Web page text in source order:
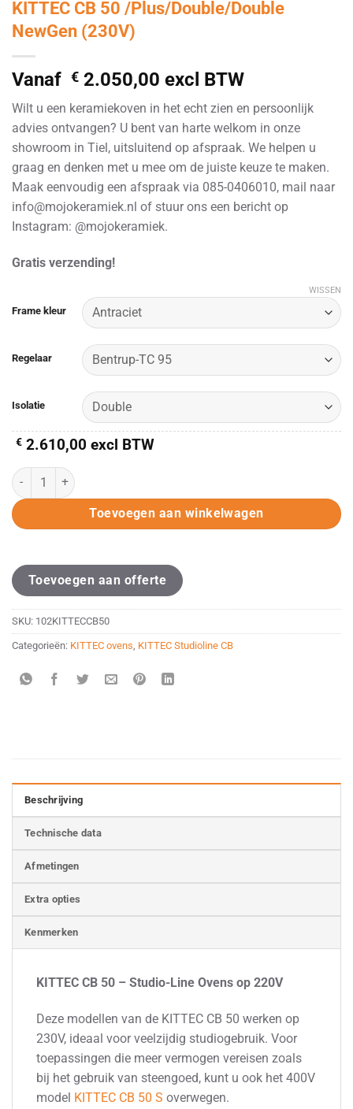
KITTEC CB 50 /Plus/Double/Double
NewGen (230V)
Vanaf € 2.050,00 excl BTW
Wilt u een keramiekoven in het echt zien en persoonlijk
advies ontvangen? U bent van harte welkom in onze
showroom in Tiel, uitsluitend op afspraak. We helpen u
graag en denken met u mee om de juiste keuze te maken.
Maak eenvoudig een afspraak via 085-0406010, mail naar
info@mojokeramiek.nl of stuur ons een bericht op
Instagram: @mojokeramiek.
Gratis verzending!
Frame kleur
Regelaar
Isolatie
WISSEN
€ 2.610,00 excl BTW
KITTEC CB 50 /Plus/Double/Double NewGen (230V) aantal
Toevoegen aan winkelwagen
Toevoegen aan offerte
SKU: 102KITTECCB50
Categorieën: KITTEC ovens KITTEC Studioline CB
Beschrijving
Technische data
Afmetingen
Extra opties
Kenmerken
KITTEC CB 50 – Studio-Line Ovens op 220V
Deze modellen van de KITTEC CB 50 werken op
230V, ideaal voor veelzijdig studiogebruik. Voor
toepassingen die meer vermogen vereisen zoals
bij het gebruik van steengoed, kunt u ook het 400V
model KITTEC CB 50 S overwegen.